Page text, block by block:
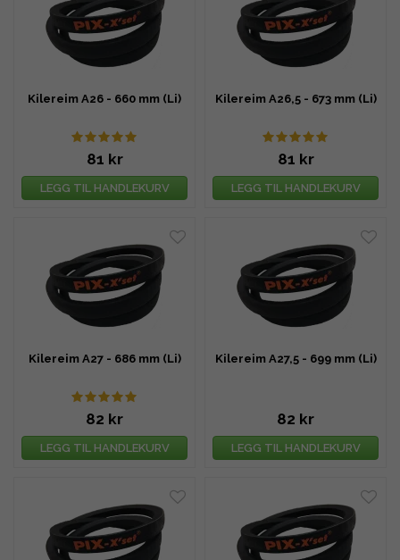
Kilereim A26 - 660 mm (Li)
81 kr
LEGG TIL HANDLEKURV
Kilereim A26,5 - 673 mm (Li)
81 kr
LEGG TIL HANDLEKURV
Kilereim A27 - 686 mm (Li)
82 kr
LEGG TIL HANDLEKURV
Kilereim A27,5 - 699 mm (Li)
82 kr
LEGG TIL HANDLEKURV